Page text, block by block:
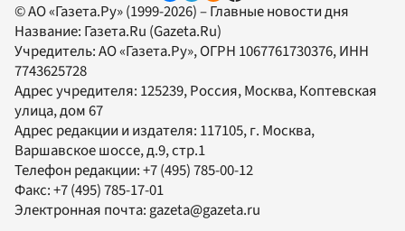
© АО «Газета.Ру» (1999-2026) – Главные новости дня
Название: Газета.Ru (Gazeta.Ru)
Учредитель:АО «Газета.Ру», ОГРН 1067761730376, ИНН
7743625728
Адрес учредителя: 125239, Россия, Москва, Коптевская
улица, дом 67
Адрес редакции и издателя: 117105, г. Москва,
Варшавское шоссе, д.9, стр.1
Телефон редакции:+7 (495) 785-00-12
Факс:+7 (495) 785-17-01
Электронная почта:gazeta@gazeta.ru